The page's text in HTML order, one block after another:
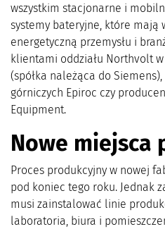
wszystkim stacjonarne i
systemy bateryjne, które mają
energetyczną przemysłu i
klientami oddziału Northvolt
(spółka należąca do
górniczych Epiroc czy
Equipment.
Nowe miejsca
Proces produkcyjny w nowej
pod koniec tego roku. Jednak
musi zainstalować linie
laboratoria, biura i